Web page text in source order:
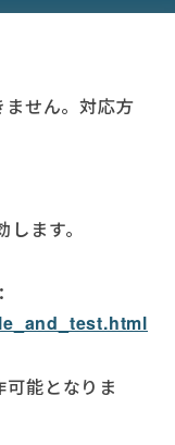
せん。対応方
ます。
能となりま